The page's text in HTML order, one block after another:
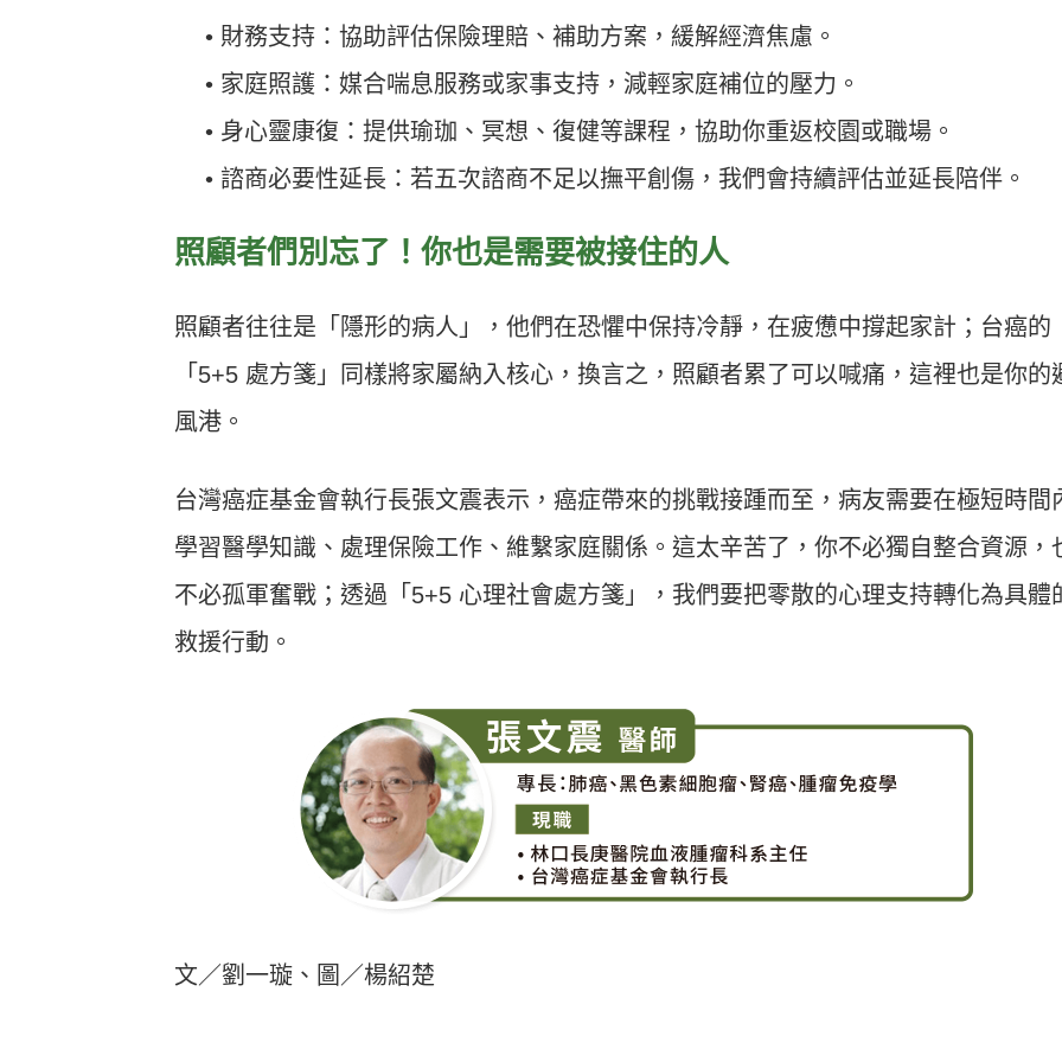
• 財務支持：協助評估保險理賠、補助方案，緩解經濟焦慮。
• 家庭照護：媒合喘息服務或家事支持，減輕家庭補位的壓力。
• 身心靈康復：提供瑜珈、冥想、復健等課程，協助你重返校園或職場。
• 諮商必要性延長：若五次諮商不足以撫平創傷，我們會持續評估並延長陪伴。
照顧者們別忘了！你也是需要被接住的人
照顧者往往是「隱形的病人」，他們在恐懼中保持冷靜，在疲憊中撐起家計；台癌的
「5+5 處方箋」同樣將家屬納入核心，換言之，照顧者累了可以喊痛，這裡也是你的
風港。
台灣癌症基金會執行長張文震表示，癌症帶來的挑戰接踵而至，病友需要在極短時間
學習醫學知識、處理保險工作、維繫家庭關係。這太辛苦了，你不必獨自整合資源，
不必孤軍奮戰；透過「5+5 心理社會處方箋」，我們要把零散的心理支持轉化為具體
救援行動。
文／劉一璇、圖／楊紹楚